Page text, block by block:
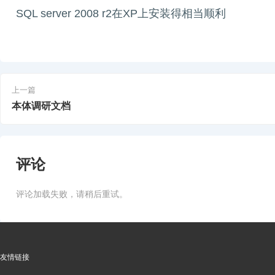
SQL server 2008 r2在XP上安装得相当顺利
上一篇
本体调研文档
评论
评论加载失败，请稍后重试。
友情链接